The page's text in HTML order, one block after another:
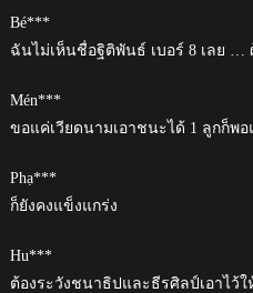
Bé***
ฉันไม่เห็นชื่อฐิติพันธ์ เบอร์ 8 เลย …
Mén***
ขอแค่เวียดนามเอาชนะได้ 1 ลูกก็
Phạ***
ก็ยังคงแข็งแกร่ง
Hu***
ต้องระวังชนาธิปและธีรศิลป์เอาไ